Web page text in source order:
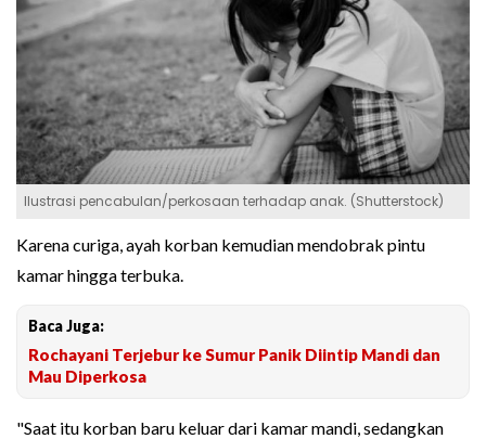
Ilustrasi pencabulan/perkosaan terhadap anak. (Shutterstock)
Karena curiga, ayah korban kemudian mendobrak pintu
kamar hingga terbuka.
Baca Juga:
Rochayani Terjebur ke Sumur Panik Diintip Mandi dan
Mau Diperkosa
"Saat itu korban baru keluar dari kamar mandi, sedangkan